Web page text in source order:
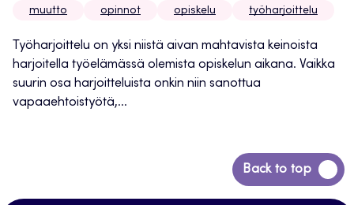
muutto
opinnot opiskelu työharjoittelu
Työharjoittelu on yksi niistä aivan mahtavista keinoista
harjoitella työelämässä olemista opiskelun aikana. Vaikka
suurin osa harjoitteluista onkin niin sanottua
vapaaehtoistyötä,...
Back to top
Siirry
takaisin